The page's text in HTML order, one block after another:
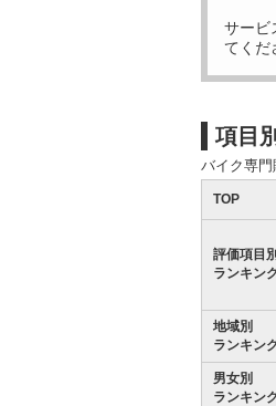
サービ
てくだ
項目
バイク専門
TOP
評価項目別
ランキン
地域別
ランキン
男女別
ランキン